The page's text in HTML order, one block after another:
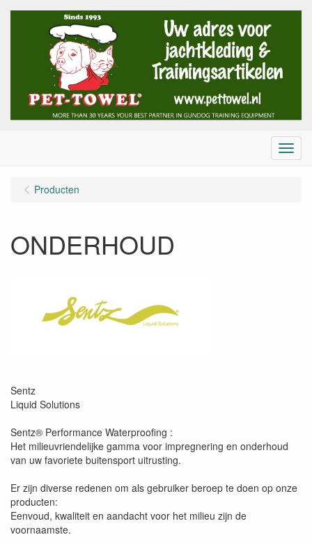
Menu
Producten
ONDERHOUD
Sentz
Liquid Solutions
Sentz® Performance Waterproofing :
Het milieuvriendelijke gamma voor impregnering en onderhoud
van uw favoriete buitensport uitrusting.
Er zijn diverse redenen om als gebruiker beroep te doen op onze
producten:
Eenvoud, kwaliteit en aandacht voor het milieu zijn de
voornaamste.